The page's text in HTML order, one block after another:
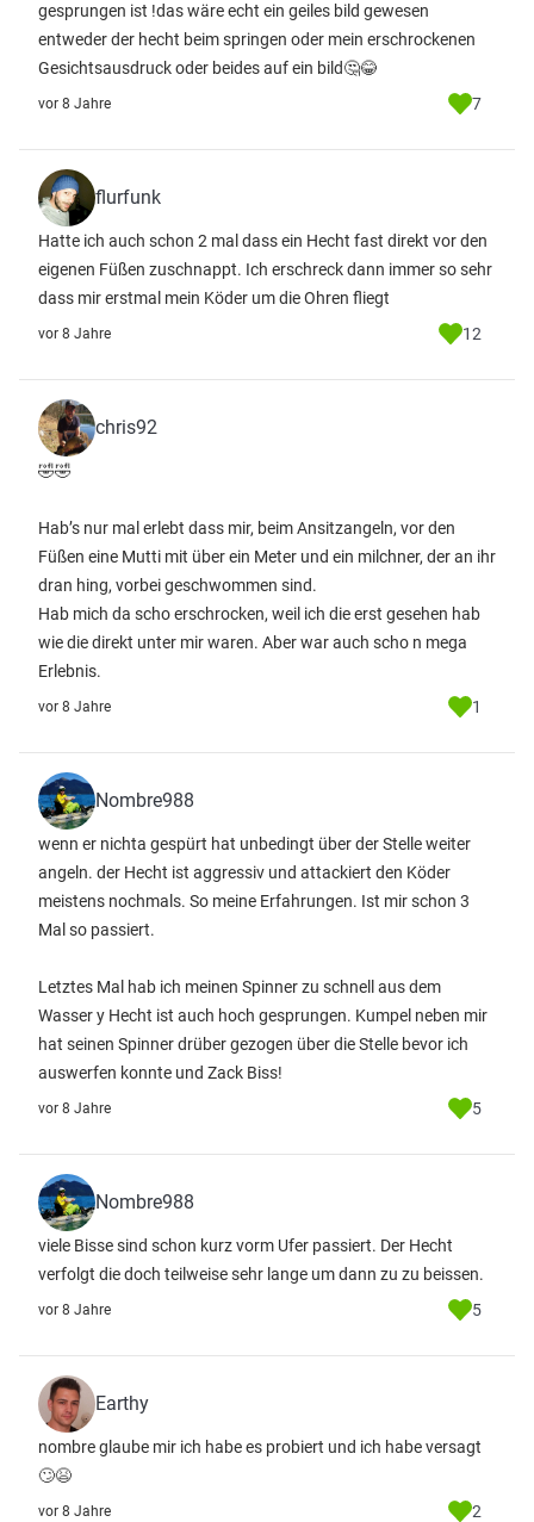
gesprungen ist !das wäre echt ein geiles bild gewesen
entweder der hecht beim springen oder mein erschrockenen
Gesichtsausdruck oder beides auf ein bild🤔😂
vor 8 Jahre 7
flurfunk
Hatte ich auch schon 2 mal dass ein Hecht fast direkt vor den
eigenen Füßen zuschnappt. Ich erschreck dann immer so sehr
dass mir erstmal mein Köder um die Ohren fliegt
vor 8 Jahre 12
chris92
🤣🤣
Hab’s nur mal erlebt dass mir, beim Ansitzangeln, vor den
Füßen eine Mutti mit über ein Meter und ein milchner, der an ihr
dran hing, vorbei geschwommen sind.
Hab mich da scho erschrocken, weil ich die erst gesehen hab
wie die direkt unter mir waren. Aber war auch scho n mega
Erlebnis.
vor 8 Jahre 1
Nombre988
wenn er nichta gespürt hat unbedingt über der Stelle weiter
angeln. der Hecht ist aggressiv und attackiert den Köder
meistens nochmals. So meine Erfahrungen. Ist mir schon 3
Mal so passiert.
Letztes Mal hab ich meinen Spinner zu schnell aus dem
Wasser y Hecht ist auch hoch gesprungen. Kumpel neben mir
hat seinen Spinner drüber gezogen über die Stelle bevor ich
auswerfen konnte und Zack Biss!
vor 8 Jahre 5
Nombre988
viele Bisse sind schon kurz vorm Ufer passiert. Der Hecht
verfolgt die doch teilweise sehr lange um dann zu zu beissen.
vor 8 Jahre 5
Earthy
nombre glaube mir ich habe es probiert und ich habe versagt
🙄😫
vor 8 Jahre 2